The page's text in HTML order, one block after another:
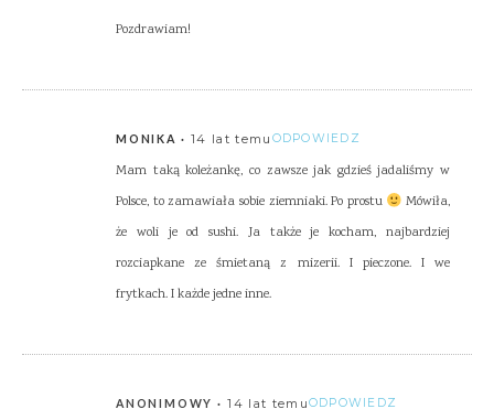
Pozdrawiam!
MONIKA 14 lat temu ODPOWIEDZ
Mam taką koleżankę, co zawsze jak gdzieś jadaliśmy w
Polsce, to zamawiała sobie ziemniaki. Po prostu
Mówiła,
że woli je od sushi. Ja także je kocham, najbardziej
rozciapkane ze śmietaną z mizerii. I pieczone. I we
frytkach. I każde jedne inne.
ANONIMOWY 14 lat temuODPOWIEDZ